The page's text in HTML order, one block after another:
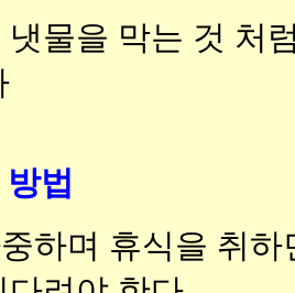
냇물을 막는 것 처
법
하며 휴식을 취